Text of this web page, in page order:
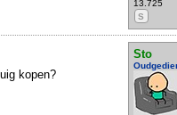
13.725
S
Sto
kopen?